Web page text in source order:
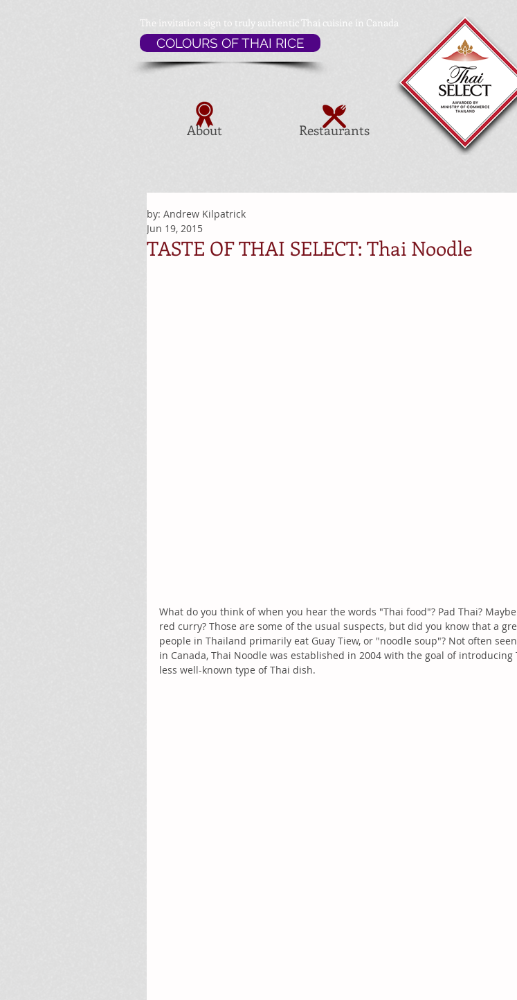
Restaurants
About
The invitation sign to truly authentic Thai cuisine in Canada
COLOURS OF THAI RICE
TASTE OF THAI SELECT: Thai Noodle
by: Andrew Kilpatrick
Jun 19, 2015
What do you think of when you hear the words "Thai food"? Pad Thai?
red curry? Those are some of the usual suspects, but did you know that a
people in Thailand primarily eat Guay Tiew, or "noodle soup"? Not often
in Canada, Thai Noodle was established in 2004 with the goal of introducing
less well-known type of Thai dish.